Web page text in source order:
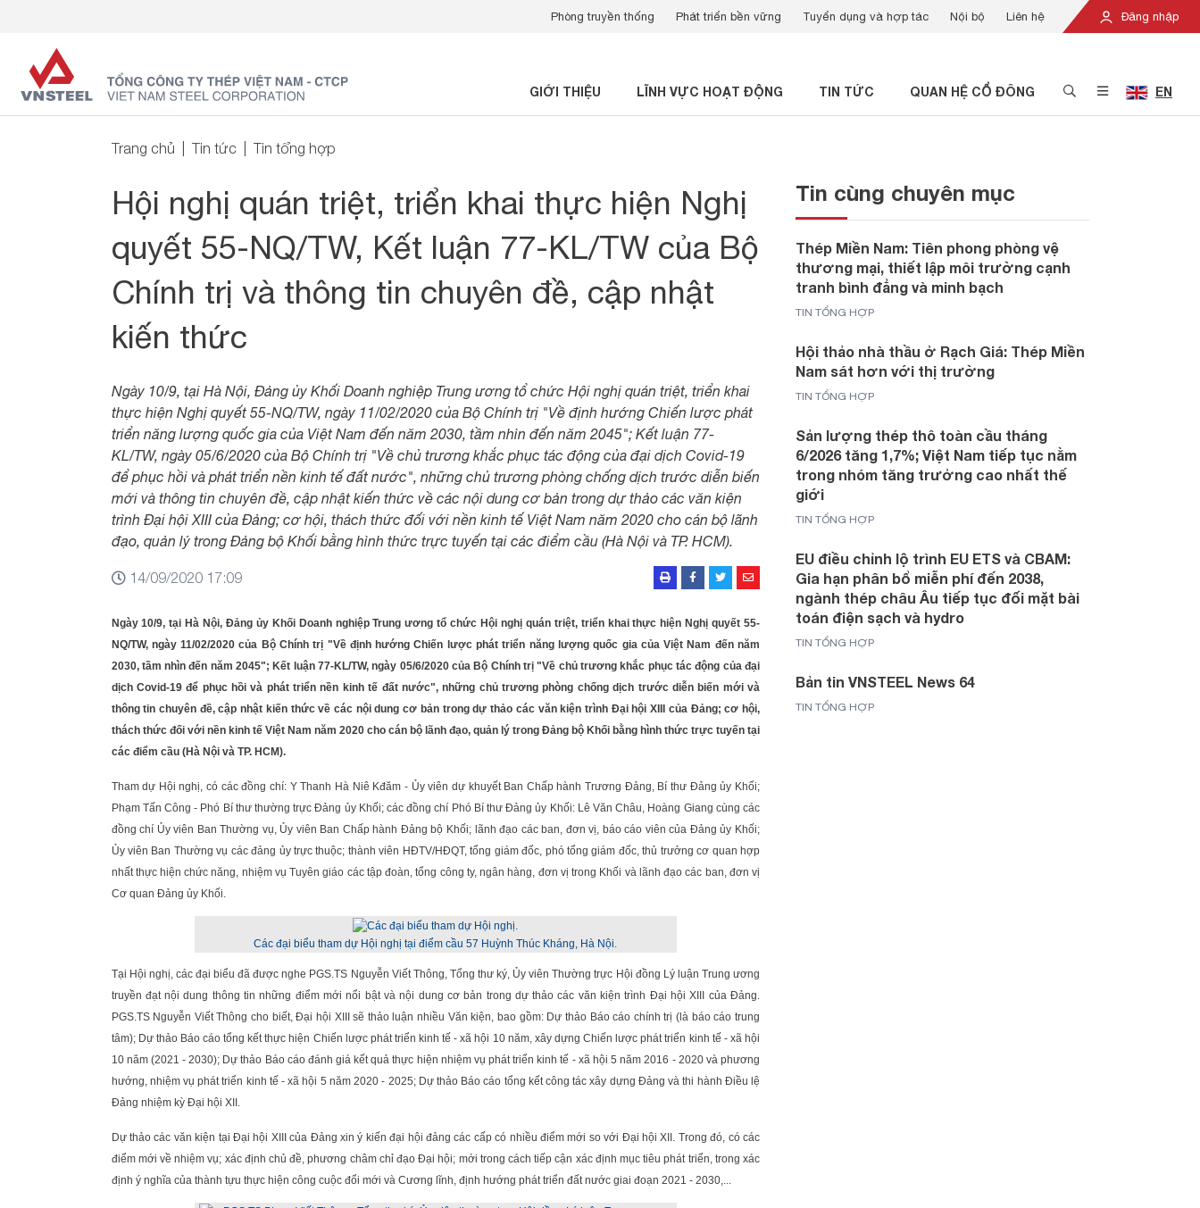
Đăng nhập
Phòng truyền thống Phát triển bền vững Tuyển dụng và hợp tác Nội bộ Liên hệ
GIỚI THIỆU LĨNH VỰC HOẠT ĐỘNG TIN TỨC QUAN HỆ CỔ ĐÔNG EN
Trang chủ Tin tức Tin tổng hợp
Hội nghị quán triệt, triển khai thực hiện Nghị
quyết 55-NQ/TW, Kết luận 77-KL/TW của Bộ
Chính trị và thông tin chuyên đề, cập nhật
kiến thức
Ngày 10/9, tại Hà Nội, Đảng ủy Khối Doanh nghiệp Trung ương tổ chức Hội nghị quán triệt, triển khai
thực hiện Nghị quyết 55-NQ/TW, ngày 11/02/2020 của Bộ Chính trị "Về định hướng Chiến lược phát
triển năng lượng quốc gia của Việt Nam đến năm 2030, tầm nhìn đến năm 2045"; Kết luận 77-
KL/TW, ngày 05/6/2020 của Bộ Chính trị "Về chủ trương khắc phục tác động của đại dịch Covid-19
để phục hồi và phát triển nền kinh tế đất nước", những chủ trương phòng chống dịch trước diễn biến
mới và thông tin chuyên đề, cập nhật kiến thức về các nội dung cơ bản trong dự thảo các văn kiện
trình Đại hội XIII của Đảng; cơ hội, thách thức đối với nền kinh tế Việt Nam năm 2020 cho cán bộ lãnh
đạo, quản lý trong Đảng bộ Khối bằng hình thức trực tuyến tại các điểm cầu (Hà Nội và TP. HCM).
14/09/2020 17:09
Ngày 10/9, tại Hà Nội, Đảng ủy Khối Doanh nghiệp Trung ương tổ chức Hội nghị quán triệt, triển khai thực hiện Nghị quyết 55-
NQ/TW, ngày 11/02/2020 của Bộ Chính trị "Về định hướng Chiến lược phát triển năng lượng quốc gia của Việt Nam đến năm
2030, tầm nhìn đến năm 2045"; Kết luận 77-KL/TW, ngày 05/6/2020 của Bộ Chính trị "Về chủ trương khắc phục tác động của đại
dịch Covid-19 để phục hồi và phát triển nền kinh tế đất nước", những chủ trương phòng chống dịch trước diễn biến mới và
thông tin chuyên đề, cập nhật kiến thức về các nội dung cơ bản trong dự thảo các văn kiện trình Đại hội XIII của Đảng; cơ hội,
thách thức đối với nền kinh tế Việt Nam năm 2020 cho cán bộ lãnh đạo, quản lý trong Đảng bộ Khối bằng hình thức trực tuyến tại
các điểm cầu (Hà Nội và TP. HCM).
Tham dự Hội nghị, có các đồng chí: Y Thanh Hà Niê Kđăm - Ủy viên dự khuyết Ban Chấp hành Trương Đảng, Bí thư Đảng ủy Khối;
Phạm Tấn Công - Phó Bí thư thường trực Đảng ủy Khối; các đồng chí Phó Bí thư Đảng ủy Khối: Lê Văn Châu, Hoàng Giang cùng các
đồng chí Ủy viên Ban Thường vụ, Ủy viên Ban Chấp hành Đảng bộ Khối; lãnh đạo các ban, đơn vị, báo cáo viên của Đảng ủy Khối;
Ủy viên Ban Thường vụ các đảng ủy trực thuộc; thành viên HĐTV/HĐQT, tổng giám đốc, phó tổng giám đốc, thủ trưởng cơ quan hợp
nhất thực hiện chức năng, nhiệm vụ Tuyên giáo các tập đoàn, tổng công ty, ngân hàng, đơn vị trong Khối và lãnh đạo các ban, đơn vị
Cơ quan Đảng ủy Khối.
Các đại biểu tham dự Hội nghị tại điểm cầu 57 Huỳnh Thúc Kháng, Hà Nội.
Tại Hội nghị, các đại biểu đã được nghe PGS.TS Nguyễn Viết Thông, Tổng thư ký, Ủy viên Thường trực Hội đồng Lý luận Trung ương
truyền đạt nội dung thông tin những điểm mới nổi bật và nội dung cơ bản trong dự thảo các văn kiện trình Đại hội XIII của Đảng.
PGS.TS Nguyễn Viết Thông cho biết, Đại hội XIII sẽ thảo luận nhiều Văn kiện, bao gồm: Dự thảo Báo cáo chính trị (là báo cáo trung
tâm); Dự thảo Báo cáo tổng kết thực hiện Chiến lược phát triển kinh tế - xã hội 10 năm, xây dựng Chiến lược phát triển kinh tế - xã hội
10 năm (2021 - 2030); Dự thảo Báo cáo đánh giá kết quả thực hiện nhiệm vụ phát triển kinh tế - xã hội 5 năm 2016 - 2020 và phương
hướng, nhiệm vụ phát triển kinh tế - xã hội 5 năm 2020 - 2025; Dự thảo Báo cáo tổng kết công tác xây dựng Đảng và thi hành Điều lệ
Đảng nhiệm kỳ Đại hội XII.
Dự thảo các văn kiện tại Đại hội XIII của Đảng xin ý kiến đại hội đảng các cấp có nhiều điểm mới so với Đại hội XII. Trong đó, có các
điểm mới về nhiệm vụ; xác định chủ đề, phương châm chỉ đạo Đại hội; mới trong cách tiếp cận xác định mục tiêu phát triển, trong xác
định ý nghĩa của thành tựu thực hiện công cuộc đổi mới và Cương lĩnh, định hướng phát triển đất nước giai đoạn 2021 - 2030,...
Tin cùng chuyên mục
Thép Miền Nam: Tiên phong phòng vệ
thương mại, thiết lập môi trường cạnh
tranh bình đẳng và minh bạch
TIN TỔNG HỢP
Hội thảo nhà thầu ở Rạch Giá: Thép Miền
Nam sát hơn với thị trường
TIN TỔNG HỢP
Sản lượng thép thô toàn cầu tháng
6/2026 tăng 1,7%; Việt Nam tiếp tục nằm
trong nhóm tăng trưởng cao nhất thế
giới
TIN TỔNG HỢP
EU điều chỉnh lộ trình EU ETS và CBAM:
Gia hạn phân bổ miễn phí đến 2038,
ngành thép châu Âu tiếp tục đối mặt bài
toán điện sạch và hydro
TIN TỔNG HỢP
Bản tin VNSTEEL News 64
TIN TỔNG HỢP